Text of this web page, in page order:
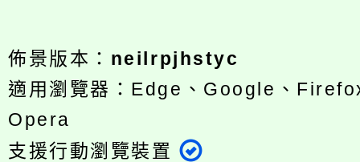
佈景版本： neilrpjhstyc
適用瀏覽器：Edge、Google、
Opera
支援行動瀏覽裝置